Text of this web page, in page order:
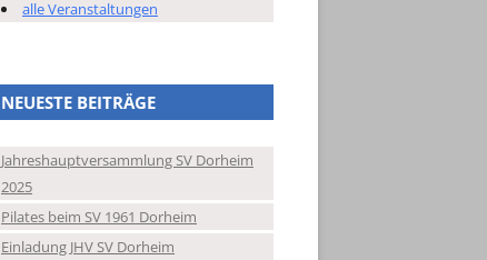
alle Veranstaltungen
NEUESTE BEITRÄGE
Jahreshauptversammlung SV Dorheim
2025
Pilates beim SV 1961 Dorheim
Einladung JHV SV Dorheim